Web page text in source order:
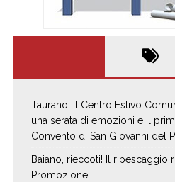
Taurano, il Centro Estivo
una serata di emozioni e il
Convento di San Giovanni del
Baiano, rieccoti! Il ripescaggio
Promozione